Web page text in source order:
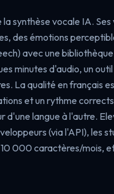
synthèse vocale IA.
des émotions
avec une
minutes d'audio, un
La qualité en français
et un rythme
langue à l'autre.
(via l'API), les
000 caractères/mois,